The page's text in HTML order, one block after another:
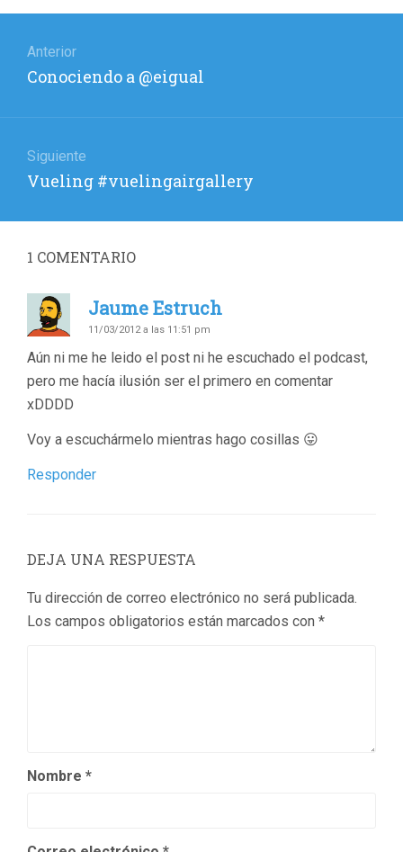
de
entradas
Anterior
Entrada
Conociendo a @eigual
Siguiente
Entrada
Vueling #vuelingairgallery
1 COMENTARIO
Jaume Estruch
11/03/2012 a las 11:51 pm
Aún ni me he leido el post ni he escuchado el podcast,
pero me hacía ilusión ser el primero en comentar
xDDDD
Voy a escuchármelo mientras hago cosillas 😛
Responder
DEJA UNA RESPUESTA
Tu dirección de correo electrónico no será publicada.
Los campos obligatorios están marcados con *
Nombre *